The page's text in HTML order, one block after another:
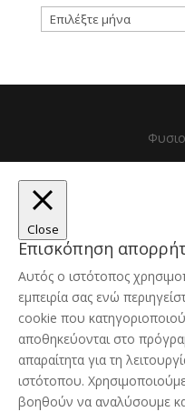
Ιστορικό
Close
Επισκόπηση
Αυτός ο ιστότοπος
εμπειρία σας ενώ
cookie που
αποθηκεύονται στο
απαραίτητα για τη
ιστότοπου.
βοηθούν να αναλύσουμε